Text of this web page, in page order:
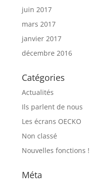
juin 2017
mars 2017
janvier 2017
décembre 2016
Catégories
Actualités
Ils parlent de nous
Les écrans OECKO
Non classé
Nouvelles fonctions !
Méta